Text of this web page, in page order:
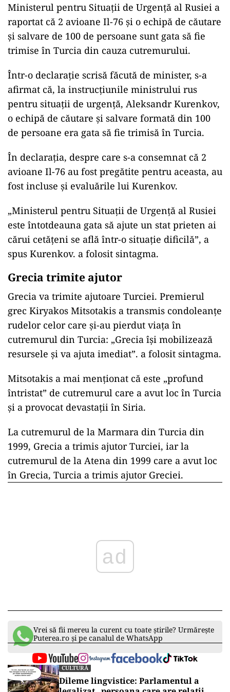
Ministerul pentru Situații de Urgență al Rusiei a
raportat că 2 avioane Il-76 și o echipă de căutare
și salvare de 100 de persoane sunt gata să fie
trimise în Turcia din cauza cutremurului.
Într-o declarație scrisă făcută de minister, s-a
afirmat că, la instrucțiunile ministrului rus
pentru situații de urgență, Aleksandr Kurenkov,
o echipă de căutare și salvare formată din 100
de persoane era gata să fie trimisă în Turcia.
În declarația, despre care s-a consemnat că 2
avioane Il-76 au fost pregătite pentru aceasta, au
fost incluse și evaluările lui Kurenkov.
„Ministerul pentru Situații de Urgență al Rusiei
este întotdeauna gata să ajute un stat prieten ai
cărui cetățeni se află într-o situație dificilă”, a
spus Kurenkov. a folosit sintagma.
Grecia trimite ajutor
Grecia va trimite ajutoare Turciei. Premierul
grec Kiryakos Mitsotakis a transmis condoleanțe
rudelor celor care și-au pierdut viața în
cutremurul din Turcia: „Grecia își mobilizează
resursele și va ajuta imediat”. a folosit sintagma.
Mitsotakis a mai menționat că este „profund
întristat” de cutremurul care a avut loc în Turcia
și a provocat devastații în Siria.
La cutremurul de la Marmara din Turcia din
1999, Grecia a trimis ajutor Turciei, iar la
cutremurul de la Atena din 1999 care a avut loc
în Grecia, Turcia a trimis ajutor Greciei.
ad
Vrei să fii mereu la curent cu toate știrile? Urmărește
Puterea.ro și pe canalul de WhatsApp
CULTURĂ
Dileme lingvistice: Parlamentul a